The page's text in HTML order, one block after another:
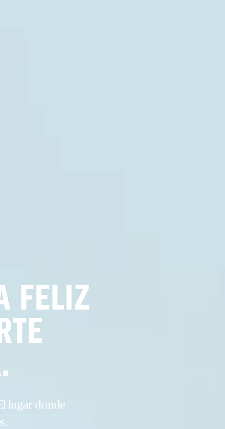
FELIZ
lugar donde